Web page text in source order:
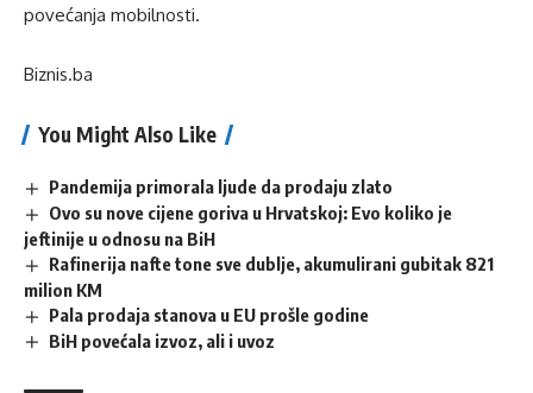
povećanja mobilnosti.
Biznis.ba
You Might Also Like
Pandemija primorala ljude da prodaju zlato
Ovo su nove cijene goriva u Hrvatskoj: Evo koliko je
jeftinije u odnosu na BiH
Rafinerija nafte tone sve dublje, akumulirani gubitak 821
milion KM
Pala prodaja stanova u EU prošle godine
BiH povećala izvoz, ali i uvoz